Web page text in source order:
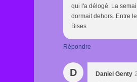
qui l'a délogé. La
dormait dehors. Entre
Bises
Répondre
D Daniel Genty